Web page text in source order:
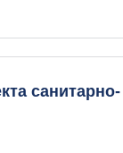
санитарно-